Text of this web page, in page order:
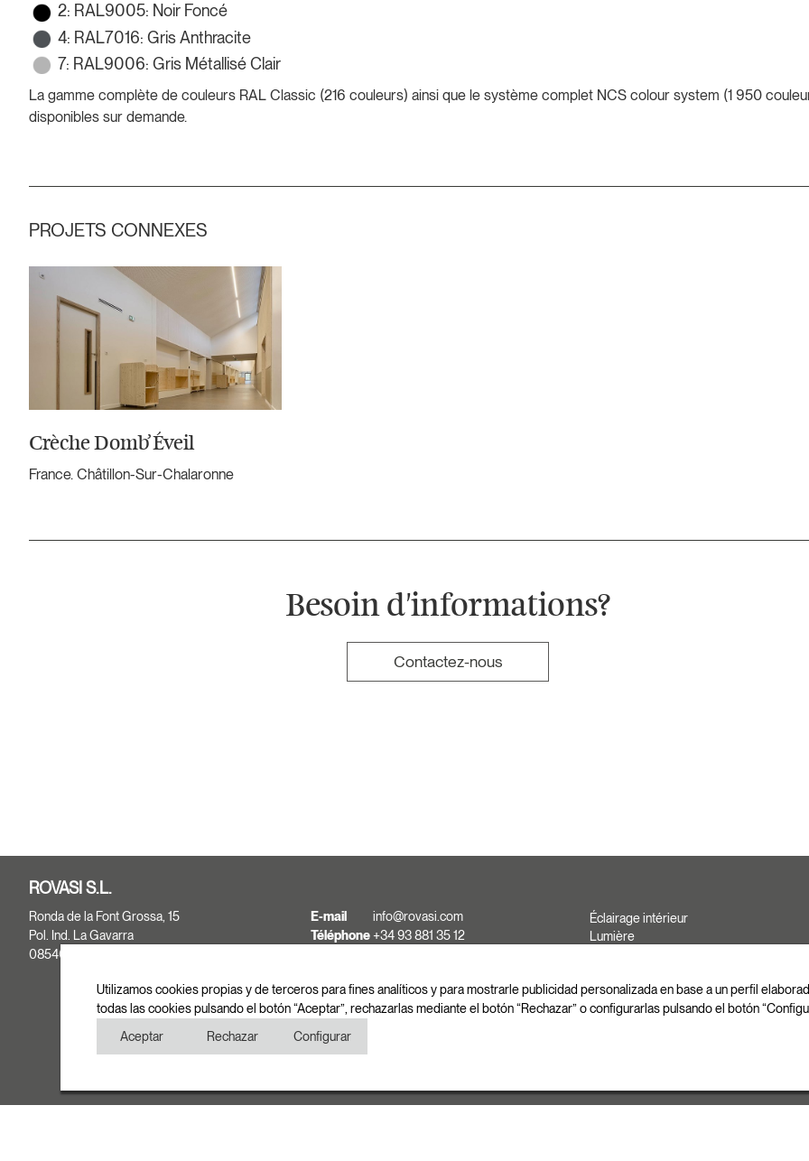
2: RAL9005: Noir Foncé
4: RAL7016: Gris Anthracite
7: RAL9006: Gris Métallisé Clair
La gamme complète de couleurs RAL Classic (216 couleurs) ainsi que le système complet NCS colour system (1 950
disponibles sur demande.
PROJETS CONNEXES
Crèche Domb’Éveil
France. Châtillon-Sur-Chalaronne
Besoin d'informations?
Contactez-nous
ROVASI S.L.
Ronda de la Font Grossa, 15
Pol. Ind. La Gavarra
08540 Centelles | Barcelona
E-mail
info@rovasi.com
Téléphone +34 93 881 35 12
Éclairage intérieur
Lumière
Utilizamos cookies propias y de terceros para fines analíticos y para mostrarle publicidad personalizada en base a un perfil
todas las cookies pulsando el botón “Aceptar”, rechazarlas mediante el botón “Rechazar” o configurarlas pulsando el botón
Aceptar
Rechazar Configurar